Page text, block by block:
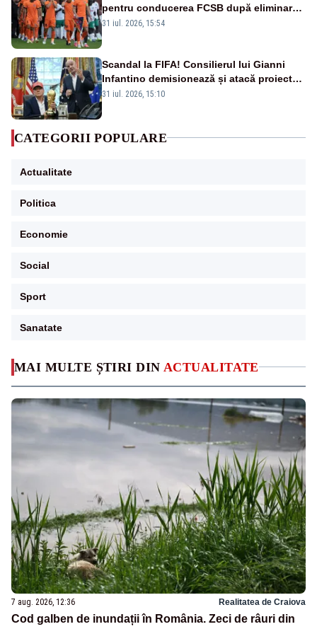
MAI MULTE ȘTIRI DIN ACTUALITATE
7 aug. 2026, 12:36 Realitatea de Craiova
Cod galben de inundații în România. Zeci de râuri din
pentru conducerea FCSB după eliminarea
rușinoasă din Conference League
31 iul. 2026, 15:54
Scandal la FIFA! Consilierul lui Gianni
Infantino demisionează și atacă proiectul
privind investitorii străini
31 iul. 2026, 15:10
CATEGORII POPULARE
Actualitate
Politica
Economie
Social
Sport
Sanatate